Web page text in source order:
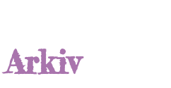
Arkiv